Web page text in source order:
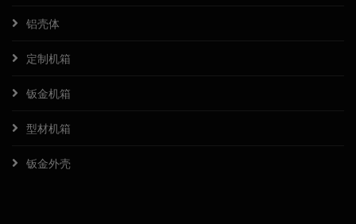
铝壳体
定制机箱
钣金机箱
型材机箱
钣金外壳